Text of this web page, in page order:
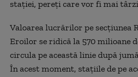
staţiei, pereţi care vor fi mai
Valoarea lucrărilor pe secţiunea
Eroilor se ridică la 570 milioane
circula pe această linie după
În acest moment, staţiile de pe